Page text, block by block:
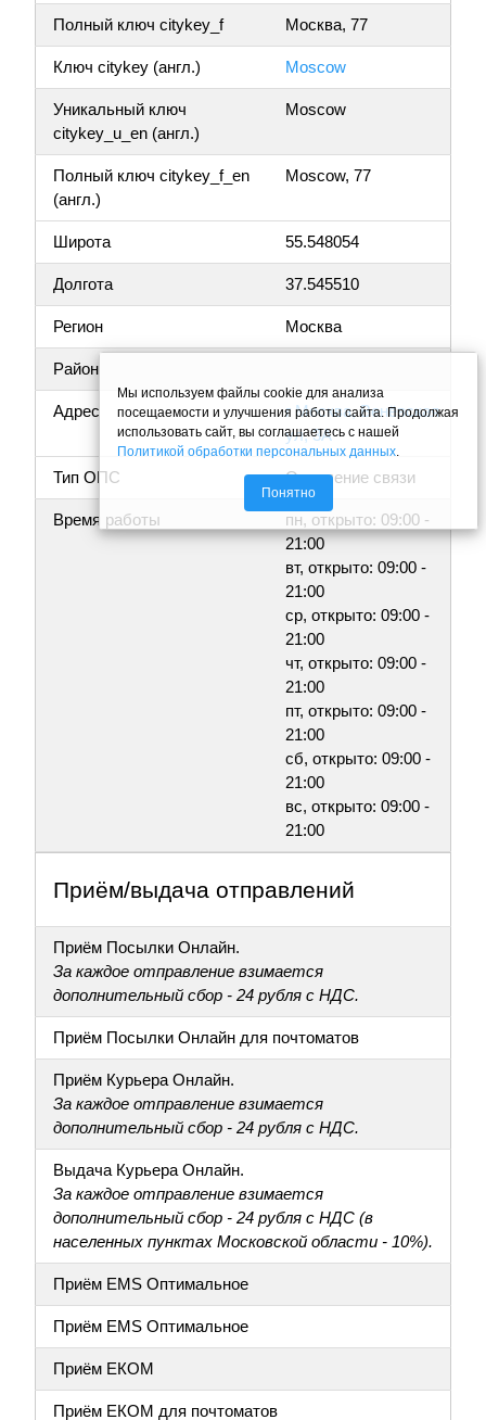
Полный ключ citykey_f Москва, 77
Ключ citykey (англ.) Moscow
Уникальный ключ
citykey_u_en (англ.)
Moscow
Полный ключ citykey_f_en
(англ.)
Moscow, 77
Широта 55.548054
Долгота 37.545510
Регион Москва
Район
Адрес
г Москва, Венёвская
ул, 3А
Тип ОПС Отделение связи
Время работы
пн, открыто: 09:00 -
21:00
вт, открыто: 09:00 -
21:00
ср, открыто: 09:00 -
21:00
чт, открыто: 09:00 -
21:00
пт, открыто: 09:00 -
21:00
сб, открыто: 09:00 -
21:00
вс, открыто: 09:00 -
21:00
Приём/выдача отправлений
Приём Посылки Онлайн.
За каждое отправление взимается
дополнительный сбор - 24 рубля с НДС.
Приём Посылки Онлайн для почтоматов
Приём Курьера Онлайн.
За каждое отправление взимается
дополнительный сбор - 24 рубля с НДС.
Выдача Курьера Онлайн.
За каждое отправление взимается
дополнительный сбор - 24 рубля с НДС (в
населенных пунктах Московской области - 10%).
Приём EMS Оптимальное
Приём EMS Оптимальное
Приём ЕКОМ
Приём ЕКОМ для почтоматов
Мы используем файлы cookie для анализа
посещаемости и улучшения работы сайта. Продолжая
использовать сайт, вы соглашаетесь с нашей
Политикой обработки персональных данных.
Понятно